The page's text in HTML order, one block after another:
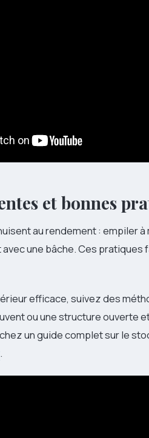
et bonnes
au rendement : empiler
une bâche. Ces
efficace, suivez des
ou une structure ouverte
un guide complet sur le
.